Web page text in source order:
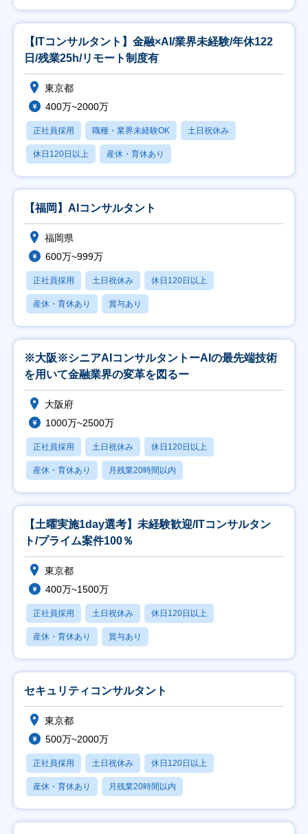
【ITコンサルタント】金融×AI/業界未経験/年休122
日/残業25h/リモート制度有
東京都
400万~2000万
正社員採用 職種・業界未経験OK 土日祝休み
休日120日以上 産休・育休あり
【福岡】AIコンサルタント
福岡県
600万~999万
正社員採用 土日祝休み 休日120日以上
産休・育休あり 賞与あり
※大阪※シニアAIコンサルタントーAIの最先端技術
を用いて金融業界の変革を図るー
大阪府
1000万~2500万
正社員採用 土日祝休み 休日120日以上
産休・育休あり 月残業20時間以内
【土曜実施1day選考】未経験歓迎/ITコンサルタン
ト/プライム案件100％
東京都
400万~1500万
正社員採用 土日祝休み 休日120日以上
産休・育休あり 賞与あり
セキュリティコンサルタント
東京都
500万~2000万
正社員採用 土日祝休み 休日120日以上
産休・育休あり 月残業20時間以内